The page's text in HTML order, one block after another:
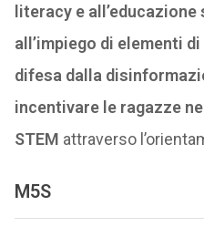
literacy e all’educazione
all’impiego di elementi
difesa dalla
incentivare le ragazze
STEM attraverso
M5S